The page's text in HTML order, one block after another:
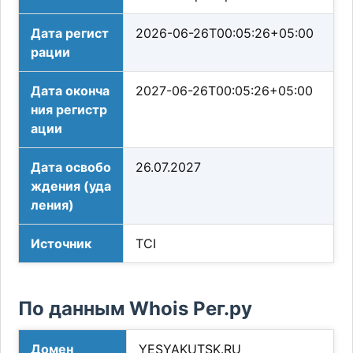
Дата регист
рации
2026-06-26T00:05:26+05:00
Дата оконча
ния регистр
ации
2027-06-26T00:05:26+05:00
Дата освобо
ждения (уда
ления)
26.07.2027
Источник TCI
По данным Whois Рег.ру
Домен YESYAKUTSK.RU